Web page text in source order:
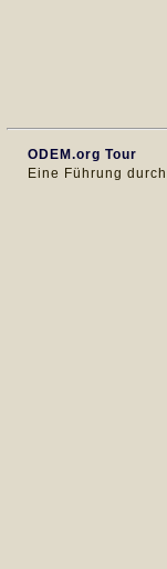
ODEM.org Tour
Eine Führung